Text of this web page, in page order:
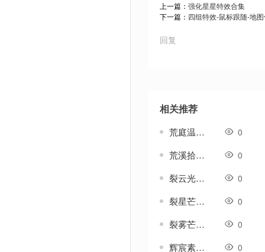
上一篇： 强化星星特效合集
下一篇： 四组特效-鼠标跟随-地
回复
相关推荐
荒庭温禾衣服-传奇衣服素材 0
荒溪拾景衣服-传奇衣服素材 0
裂云光-传奇衣服素材 0
裂星芒-传奇衣服素材 0
裂雾芒-传奇衣服素材 0
辉宸素-传奇衣服素材 0